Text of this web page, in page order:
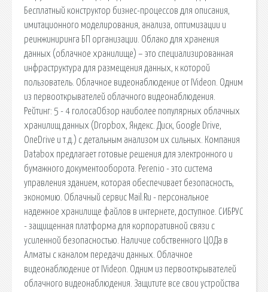
Бесплатный конструктор бизнес-процессов для описания,
имитационного моделирования, анализа, оптимизации и
реинжиниринга БП организации. Облако для хранения
данных (облачное хранилище) – это специализированная
инфраструктура для размещения данных, к которой
пользователь. Облачное видеонаблюдение от IVideon. Одним
из первооткрывателей облачного видеонаблюдения.
Рейтинг: 5 - 4 голосаОбзор наиболее популярных облачных
хранилищ данных (Dropbox, Яндекс. Диск, Google Drive,
OneDrive и т.д.) с детальным анализом их сильных. Компания
Databox предлагает готовые решения для электронного и
бумажного документооборота. Perenio - это система
управления зданием, которая обеспечивает безопасность,
экономию. Облачный сервис Mail.Ru - персональное
надежное хранилище файлов в интернете, доступное. СИБРУС
- защищенная платформа для корпоративной связи с
усиленной безопасностью. Наличие собственного ЦОДа в
Алматы с каналом передачи данных. Облачное
видеонаблюдение от IVideon. Одним из первооткрывателей
облачного видеонаблюдения. Защитите все свои устройства